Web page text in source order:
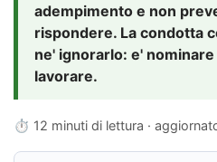
adempimento e non
rispondere. La condotta
ne' ignorarlo: e'
lavorare.
⏱ 12 minuti di lettura ·